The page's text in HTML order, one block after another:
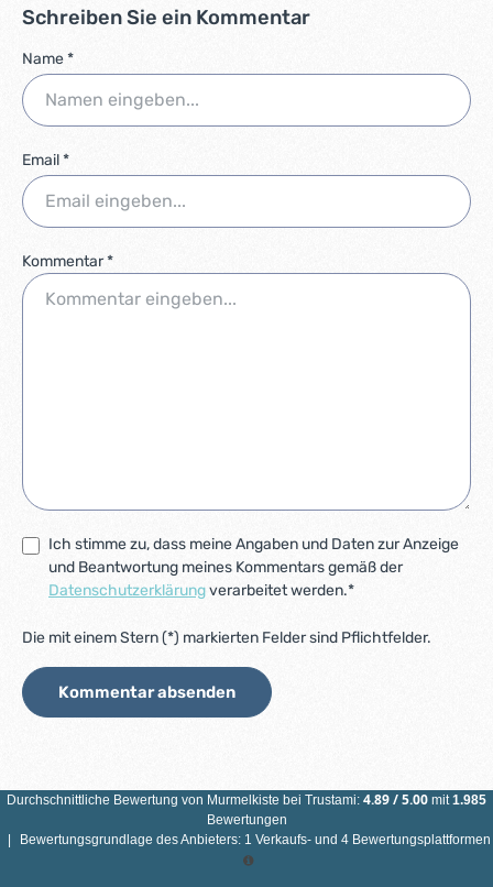
Schreiben Sie ein Kommentar
Name *
Email *
Kommentar *
Ich stimme zu, dass meine Angaben und Daten zur Anzeige
und Beantwortung meines Kommentars gemäß der
Datenschutzerklärungverarbeitet werden.*
Die mit einem Stern (*) markierten Felder sind Pflichtfelder.
Kommentar absenden
Durchschnittliche Bewertung von Murmelkiste bei Trustami: 4.89/5.00 mit 1.985
Bewertungen
|
Bewertungsgrundlage des Anbieters: 1 Verkaufs- und 4 Bewertungsplattformen